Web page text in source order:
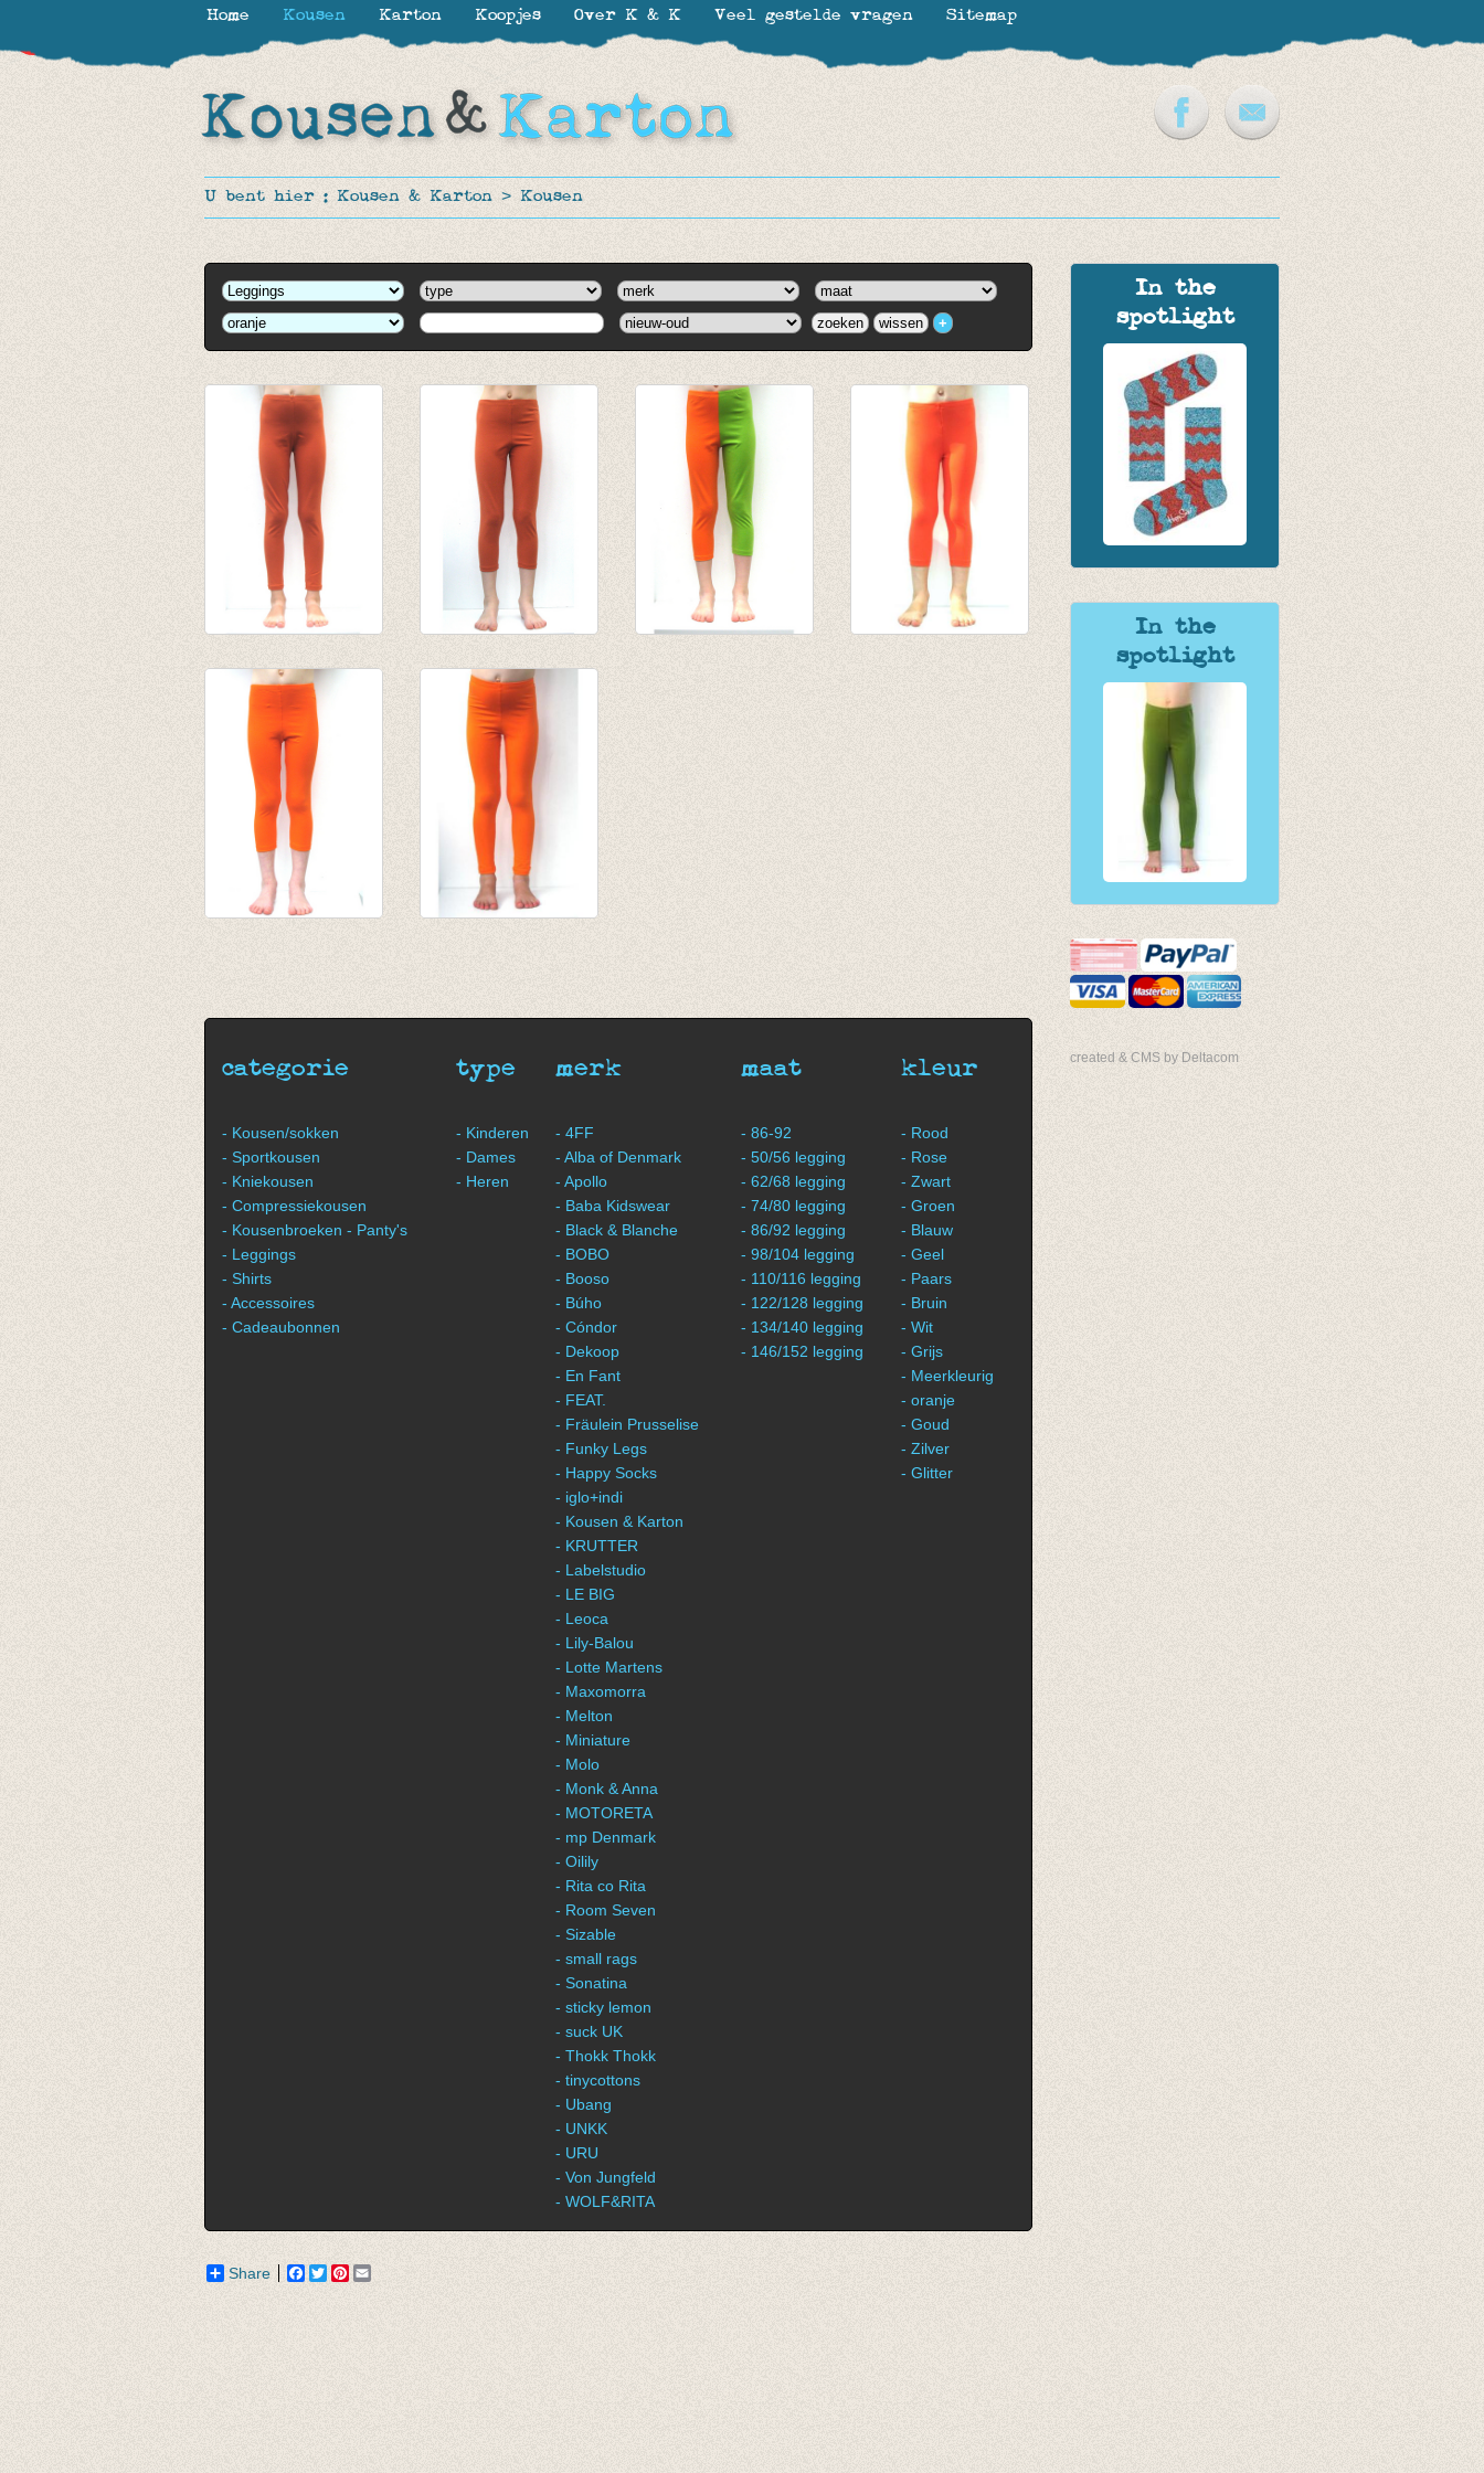
U bent hier : Kousen & Karton > Kousen
In the
spotlight
In the
spotlight
created & CMS by Deltacom
terracotta/roest
€ 10,95
terracotta/roest
van € 4,75
tot € 9,50
categorie
- Kousen/sokken
- Sportkousen
- Kniekousen
- Compressiekousen
- Kousenbroeken - Panty's
- Leggings
- Shirts
- Accessoires
- Cadeaubonnen
type
- Kinderen
- Dames
- Heren
merk
- 4FF
- Alba of Denmark
- Apollo
- Baba Kidswear
- Black & Blanche
- BOBO
- Booso
- Búho
- Cóndor
- Dekoop
- En Fant
- FEAT.
- Fräulein Prusselise
- Funky Legs
- Happy Socks
- iglo+indi
- Kousen & Karton
- KRUTTER
- Labelstudio
- LE BIG
- Leoca
- Lily-Balou
- Lotte Martens
- Maxomorra
- Melton
- Miniature
- Molo
- Monk & Anna
- MOTORETA
- mp Denmark
- Oilily
- Rita co Rita
- Room Seven
- Sizable
- small rags
- Sonatina
- sticky lemon
- suck UK
- Thokk Thokk
- tinycottons
- Ubang
- UNKK
- URU
- Von Jungfeld
- WOLF&RITA
maat
- 86-92
- 50/56 legging
- 62/68 legging
- 74/80 legging
- 86/92 legging
- 98/104 legging
- 110/116 legging
- 122/128 legging
- 134/140 legging
- 146/152 legging
kleur
- Rood
- Rose
- Zwart
- Groen
- Blauw
- Geel
- Paars
- Bruin
- Wit
- Grijs
- Meerkleurig
- oranje
- Goud
- Zilver
- Glitter
Share Facebook
TwitterPinterest
Home Kousen Karton Koopjes Over K & K Veel gestelde vragen Sitemap